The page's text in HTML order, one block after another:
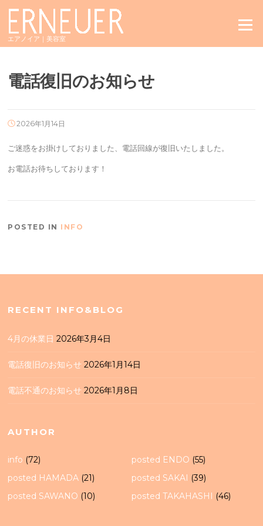
content
エアノイア｜美容室
Menu
電話復旧のお知らせ
2026年1月14日
ご迷惑をお掛けしておりました、電話回線が復旧いたしました。
お電話お待ちしております！
POSTED IN INFO
RECENT INFO&BLOG
4月の休業日 2026年3月4日
電話復旧のお知らせ 2026年1月14日
電話不通のお知らせ 2026年1月8日
AUTHOR
info (72) posted ENDO (55)
posted HAMADA (21) posted SAKAI (39)
posted SAWANO (10) posted TAKAHASHI (46)